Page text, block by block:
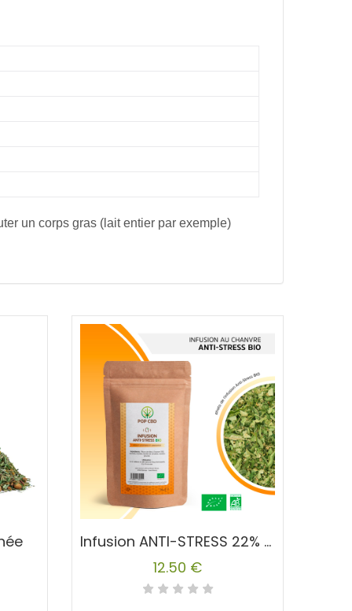
un corps gras (lait entier par exemple)
Infusion ANTI-STRESS 22% CBD Chanvre
12.50 €